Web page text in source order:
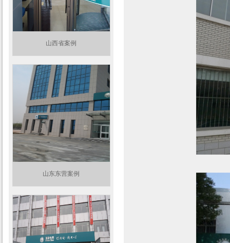
山西省案例
山东东营案例